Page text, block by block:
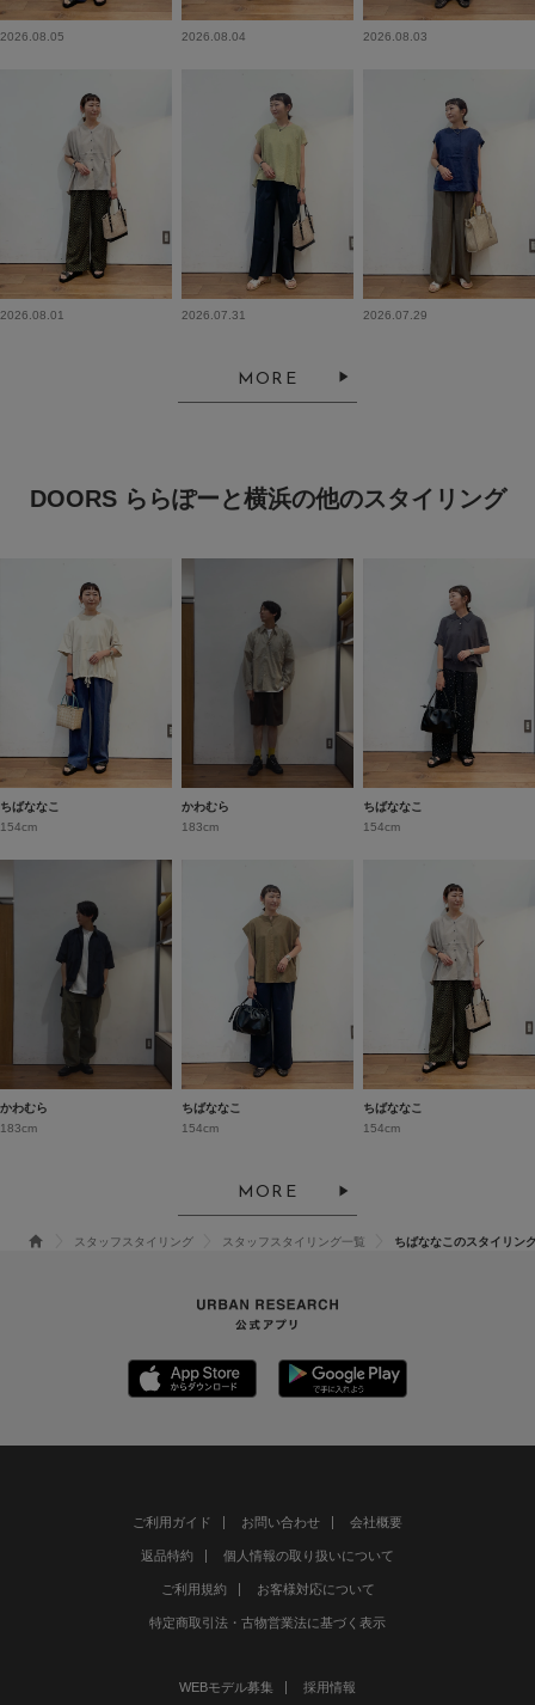
2026.08.05 2026.08.04 2026.08.03
2026.08.01 2026.07.31 2026.07.29
MORE
DOORS ららぽーと横浜の他のスタイリング
ちばななこ
154cm
かわむら
183cm
ちばななこ
154cm
かわむら
183cm
ちばななこ
154cm
ちばななこ
154cm
MORE
スタッフスタイリング スタッフスタイリング一覧 ちばななこのスタイリン
ご利用ガイド お問い合わせ 会社概要
返品特約 個人情報の取り扱いについて
ご利用規約 お客様対応について
特定商取引法・古物営業法に基づく表示
WEBモデル募集 採用情報